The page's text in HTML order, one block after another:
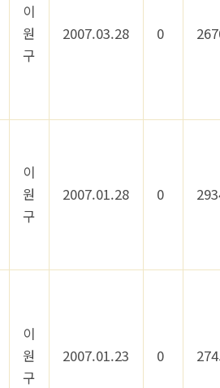
이
원
구
2007.03.28 0
이
원
구
2007.01.28 0
이
원
구
2007.01.23 0